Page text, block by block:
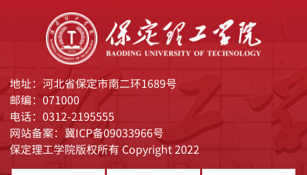
地址：河北省保定市南二环1689号
邮编：071000
电话：0312-2195555
网站备案：冀ICP备09033966号
保定理工学院版权所有 Copyright 2022